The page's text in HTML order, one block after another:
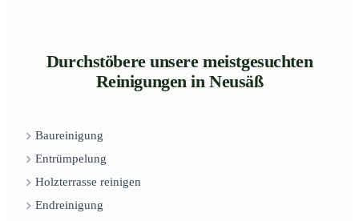
Durchstöbere unsere meistgesuchten
Reinigungen in Neusäß
Baureinigung
Entrümpelung
Holzterrasse reinigen
Endreinigung